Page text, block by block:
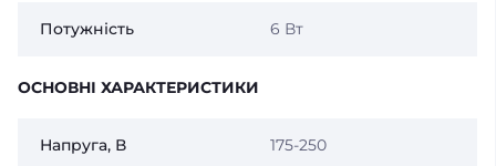
Потужність 6 Вт
ОСНОВНІ ХАРАКТЕРИСТИКИ
Напруга, В 175-250